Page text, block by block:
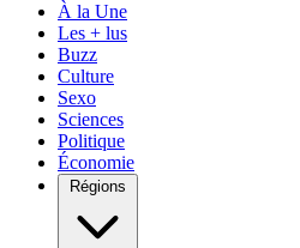
À la Une
Les + lus
Buzz
Culture
Sexo
Sciences
Politique
Économie
Régions